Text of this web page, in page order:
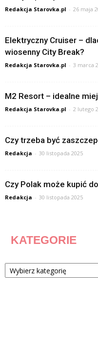
Redakcja Starovka.pl - 26 maja
Elektryczny Cruiser –
wiosenny City Break?
Redakcja Starovka.pl - 3 marca
M2 Resort – idealne
Redakcja Starovka.pl - 2 lutego
Czy trzeba być
Redakcja - 30 listopada 2025
Czy Polak może kupić
Redakcja - 30 listopada 2025
KATEGORIE
Kategorie